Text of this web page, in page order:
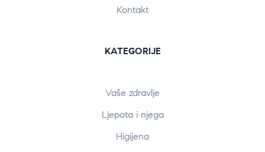
Kontakt
KATEGORIJE
Vaše zdravlje
Ljepota i njega
Higijena